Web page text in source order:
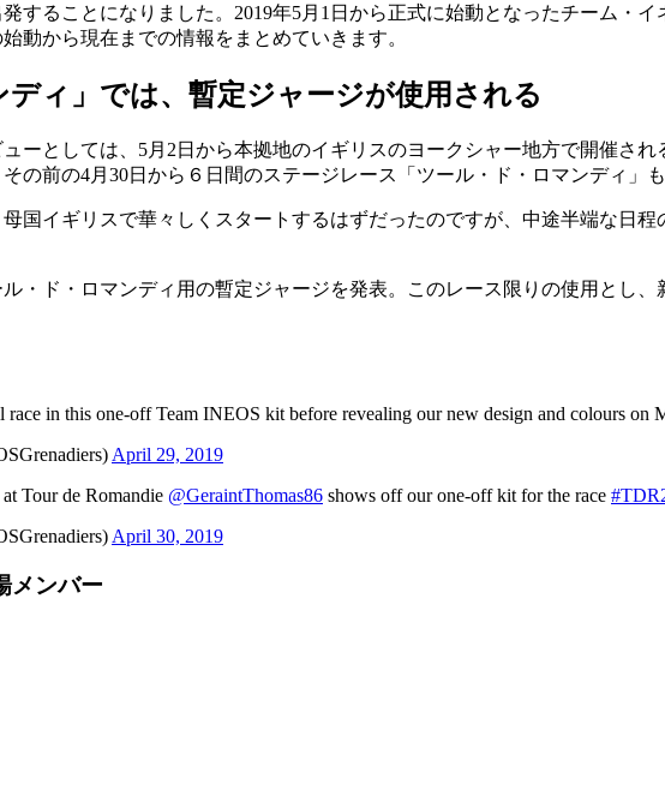
することになりました。2019年5月1日から正式に始動となったチーム・イ
動から現在までの情報をまとめていきます。
ディ」では、暫定ジャージが使用される
ーとしては、5月2日から本拠地のイギリスのヨークシャー地方で開催さ
の前の4月30日から６日間のステージレース「ツール・ド・ロマンディ」
母国イギリスで華々しくスタートするはずだったのですが、中途半端な日
・ド・ロマンディ用の暫定ジャージを発表。このレース限りの使用とし
in this one-off Team INEOS kit before revealing our new design and colours on
April 29, 2019
Tour de Romandie @GeraintThomas86 shows off our one-off kit for the race
April 30, 2019
メンバー